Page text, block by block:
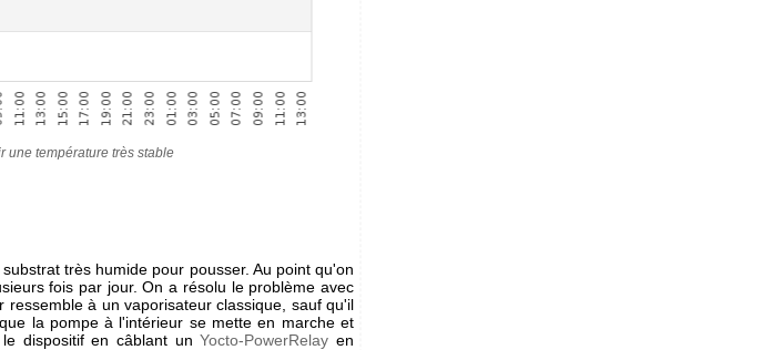
une température très stable
très humide pour pousser. Au point qu'on
fois par jour. On a résolu le problème avec
à un vaporisateur classique, sauf qu'il
la pompe à l'intérieur se mette en marche et
le dispositif en câblant unYocto-PowerRelay en